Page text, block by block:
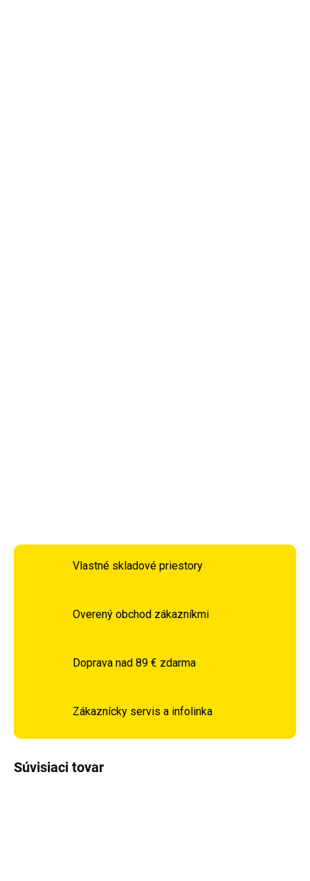
Vlastné skladové priestory
Overený obchod zákazníkmi
Doprava nad 89 € zdarma
Zákaznícky servis a infolinka
Súvisiaci tovar